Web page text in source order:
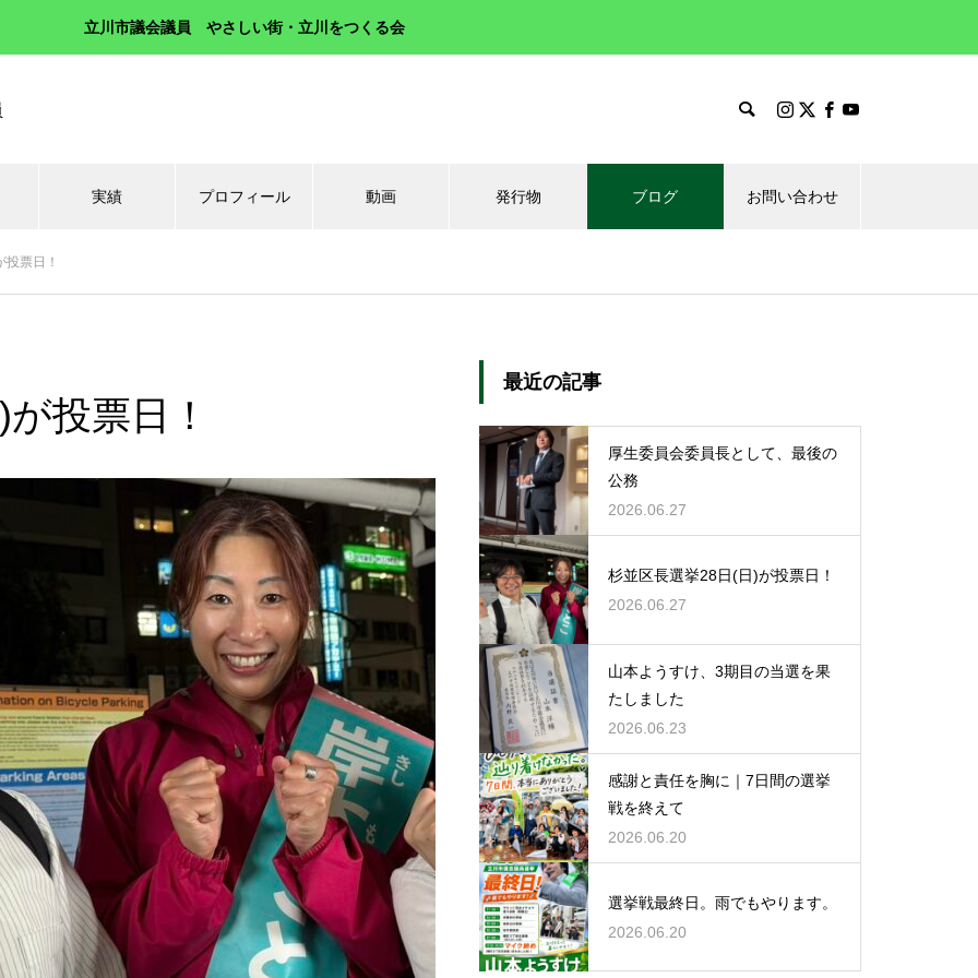
立川市議会議員 やさしい街・立川をつくる会
実績 プロフィール 動画 発行物 ブログ お問い合わせ
票日！
投票日！
最近の記事
厚生委員会委員長として、最後の
公務
2026.06.27
杉並区長選挙28日(日)が投票日！
2026.06.27
山本ようすけ、3期目の当選を果
たしました
2026.06.23
感謝と責任を胸に｜7日間の選挙
戦を終えて
2026.06.20
選挙戦最終日。雨でもやります。
2026.06.20